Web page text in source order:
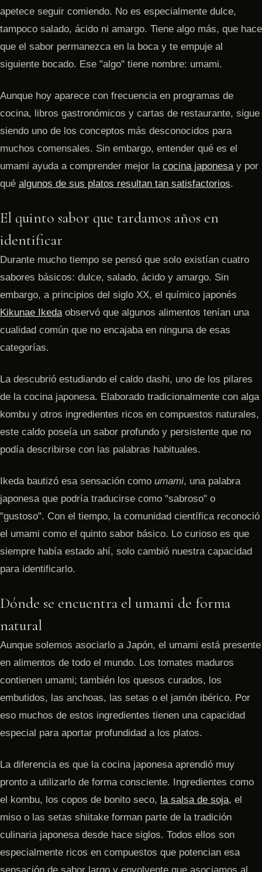
apetece seguir comiendo. No es especialmente dulce,
tampoco salado, ácido ni amargo. Tiene algo más, que hace
que el sabor permanezca en la boca y te empuje al
siguiente bocado. Ese "algo" tiene nombre: umami.
Aunque hoy aparece con frecuencia en programas de
cocina, libros gastronómicos y cartas de restaurante, sigue
siendo uno de los conceptos más desconocidos para
muchos comensales. Sin embargo, entender qué es el
umami ayuda a comprender mejor la cocina japonesa y por
qué algunos de sus platos resultan tan satisfactorios.
El quinto sabor que tardamos años en
identificar
Durante mucho tiempo se pensó que solo existían cuatro
sabores básicos: dulce, salado, ácido y amargo. Sin
embargo, a principios del siglo XX, el químico japonés
Kikunae Ikeda observó que algunos alimentos tenían una
cualidad común que no encajaba en ninguna de esas
categorías.
La descubrió estudiando el caldo dashi, uno de los pilares
de la cocina japonesa. Elaborado tradicionalmente con alga
kombu y otros ingredientes ricos en compuestos naturales,
este caldo poseía un sabor profundo y persistente que no
podía describirse con las palabras habituales.
Ikeda bautizó esa sensación como umami, una palabra
japonesa que podría traducirse como "sabroso" o
"gustoso". Con el tiempo, la comunidad científica reconoció
el umami como el quinto sabor básico. Lo curioso es que
siempre había estado ahí, solo cambió nuestra capacidad
para identificarlo.
Dónde se encuentra el umami de forma
natural
Aunque solemos asociarlo a Japón, el umami está presente
en alimentos de todo el mundo. Los tomates maduros
contienen umami; también los quesos curados, los
embutidos, las anchoas, las setas o el jamón ibérico. Por
eso muchos de estos ingredientes tienen una capacidad
especial para aportar profundidad a los platos.
La diferencia es que la cocina japonesa aprendió muy
pronto a utilizarlo de forma consciente. Ingredientes como
el kombu, los copos de bonito seco, la salsa de soja, el
miso o las setas shiitake forman parte de la tradición
culinaria japonesa desde hace siglos. Todos ellos son
especialmente ricos en compuestos que potencian esa
sensación de sabor largo y envolvente que asociamos al